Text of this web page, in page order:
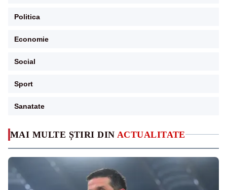
MAI MULTE ȘTIRI DIN ACTUALITATE
Politica
Economie
Social
Sport
Sanatate